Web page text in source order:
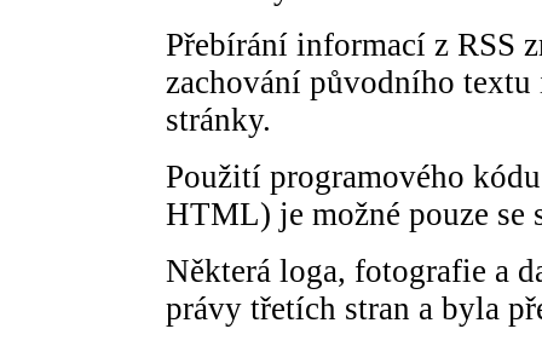
Přebírání informací z RSS
zachování původního
stránky.
Použití programového
HTML) je možné pouze se
Některá loga, fotografie a
právy třetích stran a byla